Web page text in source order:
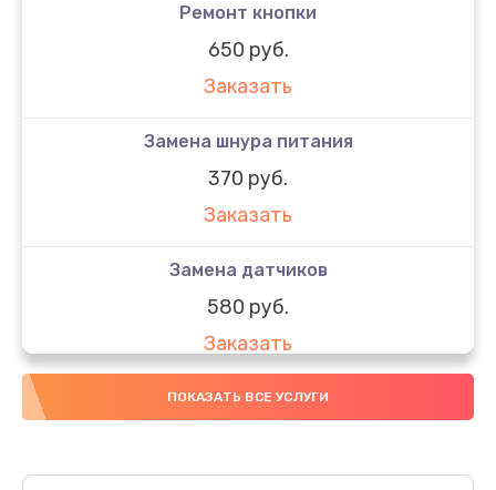
Ремонт кнопки
650 руб.
Заказать
Замена шнура питания
370 руб.
Заказать
Замена датчиков
580 руб.
Заказать
Комплексная чистка
Заказать
ПОКАЗАТЬ ВСЕ УСЛУГИ